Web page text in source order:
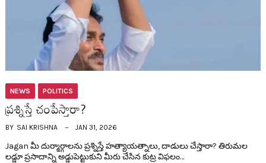
NEWS POLITICS
ప్ర‌శ్నిస్తే చంపేస్తారా?
BY SAI KRISHNA JAN 31, 2026
Jagan మీ దుర్మార్గాలను ప్రశ్నిస్తే హత్యాయత్నాలు, దాడులు చేస్తారా? తిరుమల
లడ్డూ ప్రసాదాన్ని అడ్డుపెట్టుకుని మీరు చేసిన కుట్ర విఫలం…